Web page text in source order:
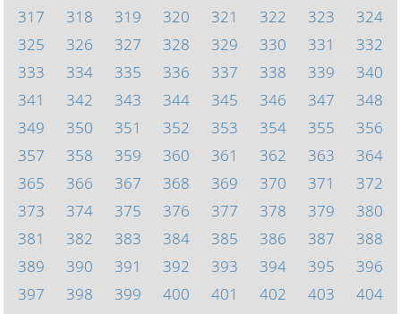
317
318 319 320 321 322 323
324
325
326 327 328 329 330 331
332
333
334 335 336 337 338 339
340
341
342 343 344 345 346 347
348
349
350 351 352 353 354 355
356
357
358 359 360 361 362 363
364
365
366 367 368 369 370 371
372
373
374 375 376 377 378 379
380
381
382 383 384 385 386 387
388
389
390 391 392 393 394 395
396
397
398 399 400 401 402 403
404